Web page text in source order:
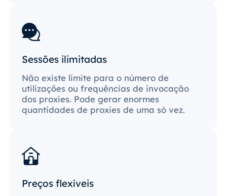
Sessões ilimitadas
Não existe limite para o número de
utilizações ou frequências de invocação
dos proxies. Pode gerar enormes
quantidades de proxies de uma só vez.
Preços flexíveis